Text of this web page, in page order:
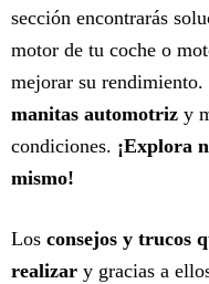
sección encontrarás
motor de tu coche o
mejorar su
manitas automotriz y
condiciones. ¡Explora
mismo!
Los consejos y trucos
realizar y gracias a